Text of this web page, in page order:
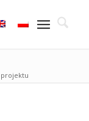
projektu